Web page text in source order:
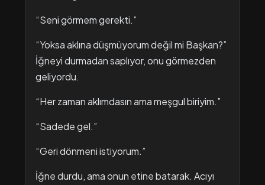
“Seni görmem gerekti.”
“Yoksa aklına düşmüyorum değil mi Başkan?”
İğneyi durmadan saplıyor, onu görmezden
geliyordu.
“Her zaman aklımdasın ama meşgul biriyim.”
“Sadede gel.”
“Geri dönmeni istiyorum.”
İğne durdu, ama onun etine batarak. Acıyı